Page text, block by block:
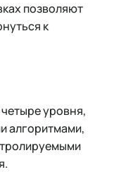
позволяют
к
уровня,
алгоритмами,